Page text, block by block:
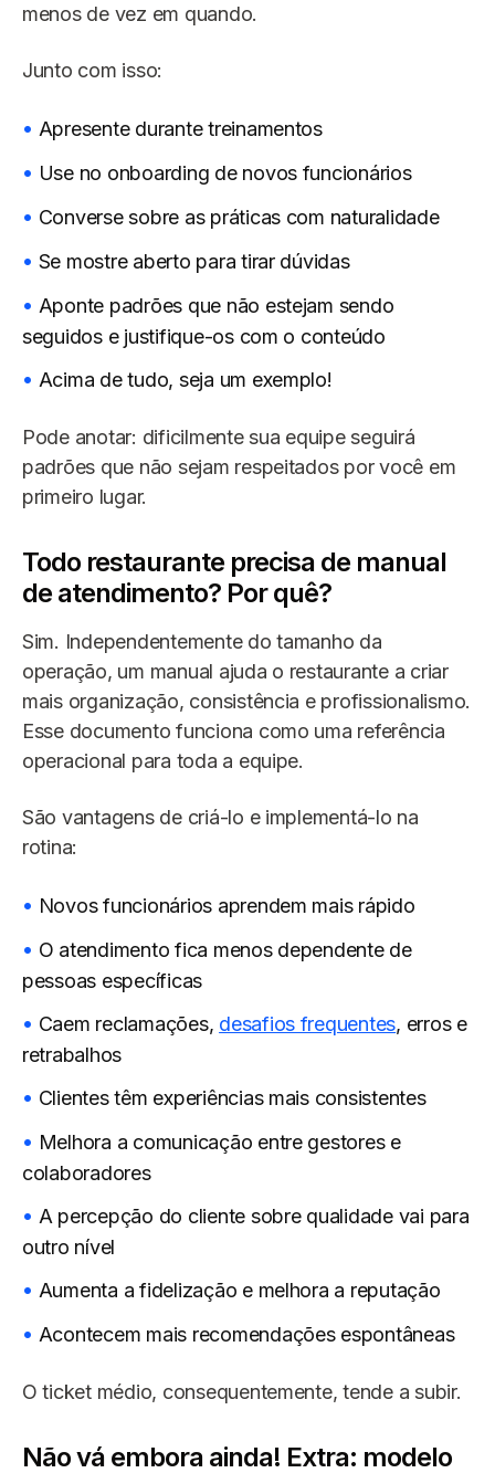
menos de vez em quando.
Junto com isso:
Apresente durante treinamentos
Use no onboarding de novos funcionários
Converse sobre as práticas com naturalidade
Se mostre aberto para tirar dúvidas
Aponte padrões que não estejam sendo
seguidos e justifique-os com o conteúdo
Acima de tudo, seja um exemplo!
Pode anotar: dificilmente sua equipe seguirá
padrões que não sejam respeitados por você em
primeiro lugar.
Todo restaurante precisa de manual
de atendimento? Por quê?
Sim. Independentemente do tamanho da
operação, um manual ajuda o restaurante a criar
mais organização, consistência e profissionalismo.
Esse documento funciona como uma referência
operacional para toda a equipe.
São vantagens de criá-lo e implementá-lo na
rotina:
Novos funcionários aprendem mais rápido
O atendimento fica menos dependente de
pessoas específicas
Caem reclamações, desafios frequentes, erros e
retrabalhos
Clientes têm experiências mais consistentes
Melhora a comunicação entre gestores e
colaboradores
A percepção do cliente sobre qualidade vai para
outro nível
Aumenta a fidelização e melhora a reputação
Acontecem mais recomendações espontâneas
O ticket médio, consequentemente, tende a subir.
Não vá embora ainda! Extra: modelo